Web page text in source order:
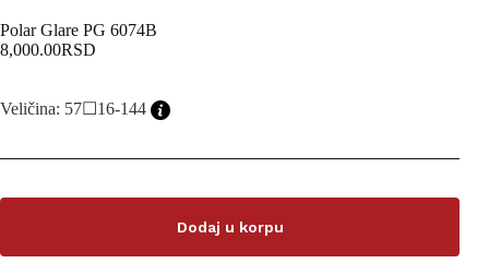
Polar Glare PG 6074B
8,000.00RSD
Veličina: 57☐16-144
Dodaj u korpu